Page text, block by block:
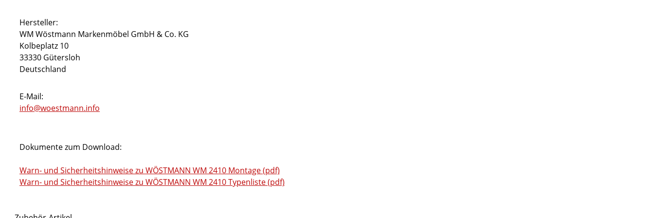
Hersteller:
WM Wöstmann Markenmöbel GmbH & Co. KG
Kolbeplatz 10
33330 Gütersloh
Deutschland
E-Mail:
info@woestmann.info
Dokumente zum Download:
Warn- und Sicherheitshinweise zu WÖSTMANN WM 2410 Montage (pdf)
Warn- und Sicherheitshinweise zu WÖSTMANN WM 2410 Typenliste (pdf)